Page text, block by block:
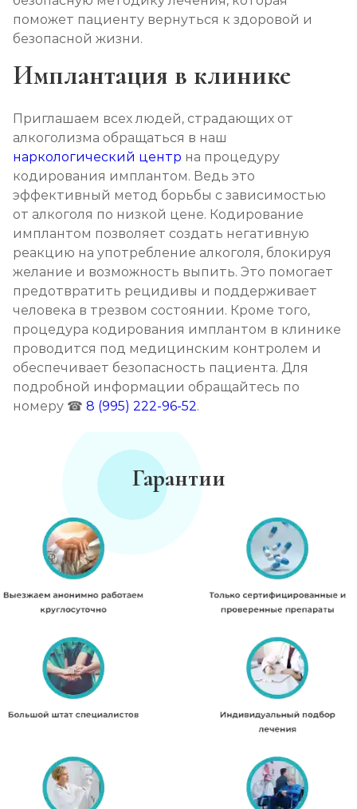
поможет пациенту вернуться к здоровой и
безопасной жизни.
Имплантация в клинике
Приглашаем всех людей, страдающих от
алкоголизма обращаться в наш
наркологический центр на процедуру
кодирования имплантом. Ведь это
эффективный метод борьбы с зависимостью
от алкоголя по низкой цене. Кодирование
имплантом позволяет создать негативную
реакцию на употребление алкоголя, блокируя
желание и возможность выпить. Это помогает
предотвратить рецидивы и поддерживает
человека в трезвом состоянии. Кроме того,
процедура кодирования имплантом в клинике
проводится под медицинским контролем и
обеспечивает безопасность пациента. Для
подробной информации обращайтесь по
номеру ☎ 8 (995) 222-96-52.
Гарантии